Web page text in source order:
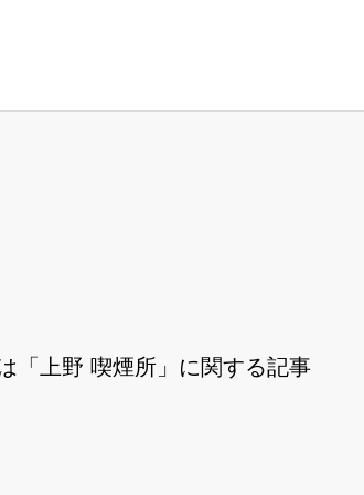
「上野 喫煙所」に関する記事